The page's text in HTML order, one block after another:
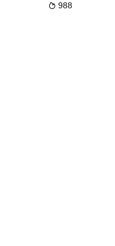
中9位来自
之路。由“花少姐弟团”在没有
形成了自
解矛盾、化解纠纷的电视节目
 988